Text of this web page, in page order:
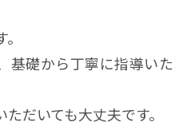
基礎から丁寧に指導いた
だいても大丈夫です。